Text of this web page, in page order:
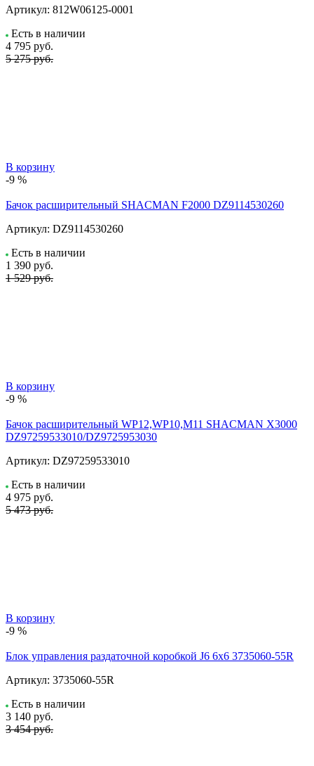
Артикул: 812W06125-0001
Есть в наличии
4 795 руб.
5 275 руб.
В корзину
-9 %
Бачок расширительный SHACMAN F2000 DZ9114530260
Артикул: DZ9114530260
Есть в наличии
1 390 руб.
1 529 руб.
В корзину
-9 %
Бачок расширительный WP12,WP10,M11 SHACMAN X3000
DZ97259533010/DZ9725953030
Артикул: DZ97259533010
Есть в наличии
4 975 руб.
5 473 руб.
В корзину
-9 %
Блок управления раздаточной коробкой J6 6x6 3735060-55R
Артикул: 3735060-55R
Есть в наличии
3 140 руб.
3 454 руб.